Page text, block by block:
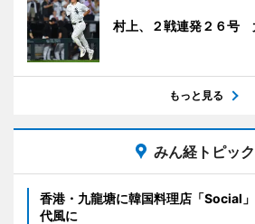
村上、２戦連発２６号
もっと見る
みん経トピッ
香港・九龍塘に韓国料理店「Social
代風に